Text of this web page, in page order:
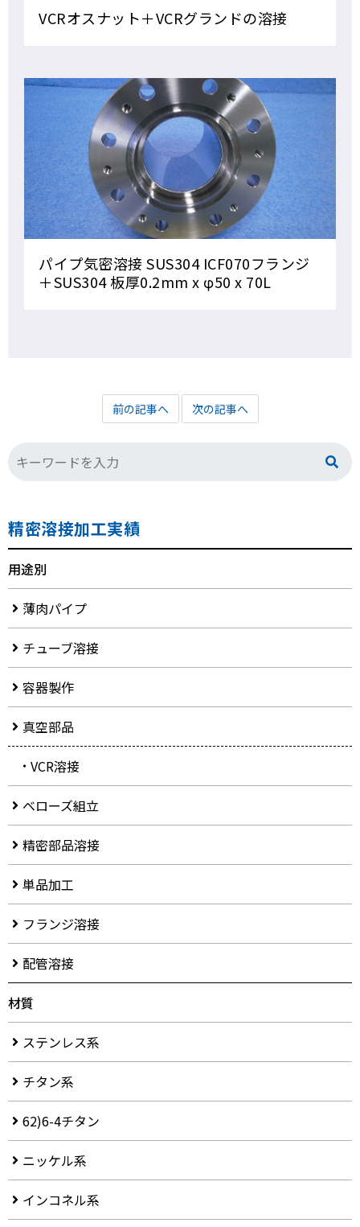
VCRオスナット＋VCRグランドの溶接
パイプ気密溶接 SUS304 ICF070フランジ
＋SUS304 板厚0.2mm x φ50 x 70L
前の記事へ 次の記事へ
精密溶接加工実績
用途別
薄肉パイプ
チューブ溶接
容器製作
真空部品
VCR溶接
ベローズ組立
精密部品溶接
単品加工
フランジ溶接
配管溶接
材質
ステンレス系
チタン系
62)6-4チタン
ニッケル系
インコネル系